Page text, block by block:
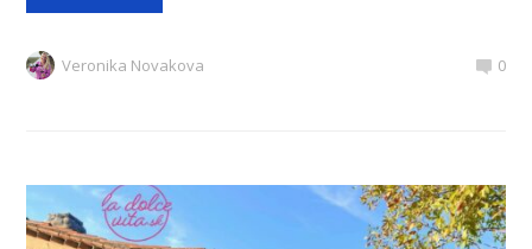
Veronika Novakova 0